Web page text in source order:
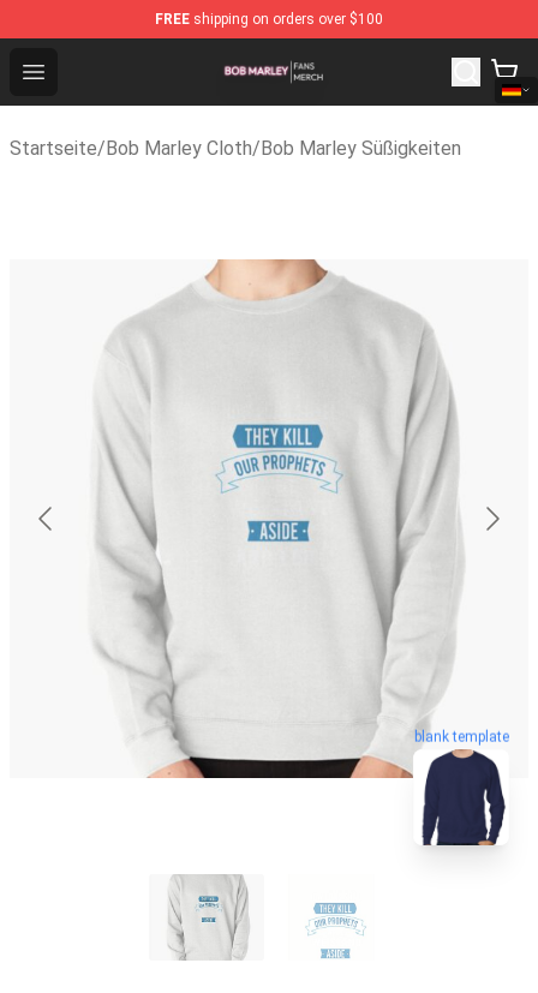
FREE shipping on orders over $100
Open menu
Bob Marley Shop - Official Bob Marley Merchandise
Startseite/Bob Marley Cloth/Bob Marley Süßigkeiten
blank template